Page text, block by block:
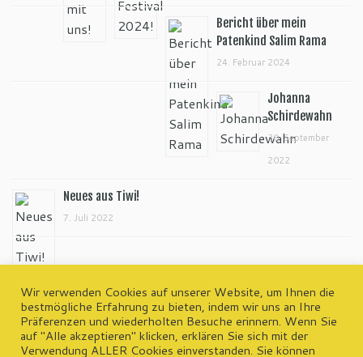
Bericht über mein
Patenkind Salim Rama
24. Februar 2024
Johanna
Schirdewahn
30. September
2022
Neues aus Tiwi!
7. Juli 2022
wp-admin
Kontakt | Impressum | Datenschutzerklärung
Wir verwenden Cookies auf unserer Website, um Ihnen die
bestmögliche Erfahrung zu bieten, indem wir uns an Ihre
Präferenzen und wiederholten Besuche erinnern. Wenn Sie
auf "Alle akzeptieren" klicken, erklären Sie sich mit der
Verwendung ALLER Cookies einverstanden. Sie können